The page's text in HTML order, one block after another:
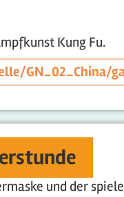
Kung Fu.
GN_02_China/
und der